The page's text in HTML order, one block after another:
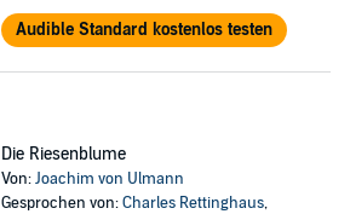
Audible Standard kostenlos testen
Die Riesenblume
Von:Joachim von Ulmann
Gesprochen von:Charles Rettinghaus,